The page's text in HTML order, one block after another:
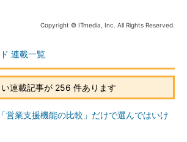
Copyright © ITmedia, Inc. All Rights Reserved.
連載一覧
い連載記事が 256 件あります
営業支援機能の比較」だけで選んではいけ